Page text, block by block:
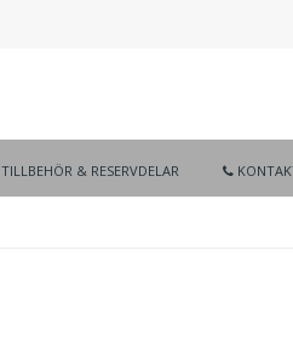
TILLBEHÖR & RESERVDELAR